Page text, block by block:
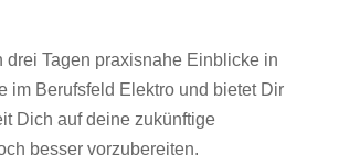
drei Tagen praxisnahe Einblicke in
im Berufsfeld Elektro und bietet Dir
Dich auf deine zukünftige
besser vorzubereiten.